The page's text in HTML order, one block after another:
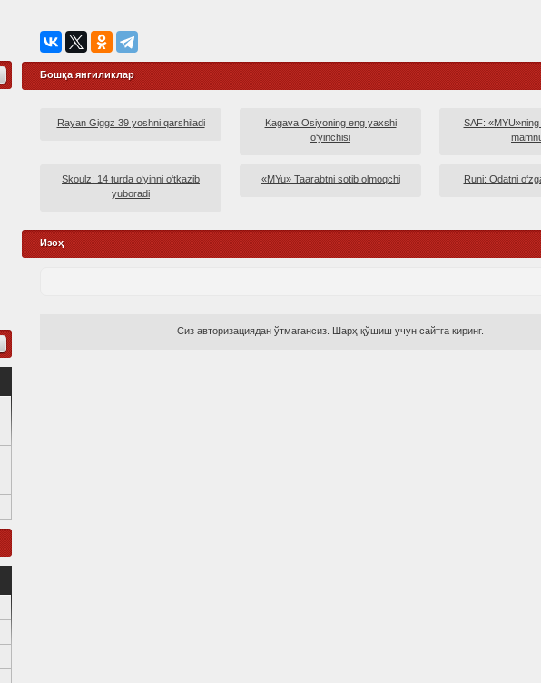
Бошқа янгиликлар
Rayan Giggz 39 yoshni qarshiladi
Kagava Osiyoning eng yaxshi
o‘yinchisi
SAF:
Skoulz: 14 turda o‘yinni o‘tkazib
yuboradi
«MYu» Taarabtni sotib olmoqchi Runi: Odatni
Изоҳ
Сиз авторизациядан ўтмагансиз. Шарҳ қўшиш учун сайтга киринг.